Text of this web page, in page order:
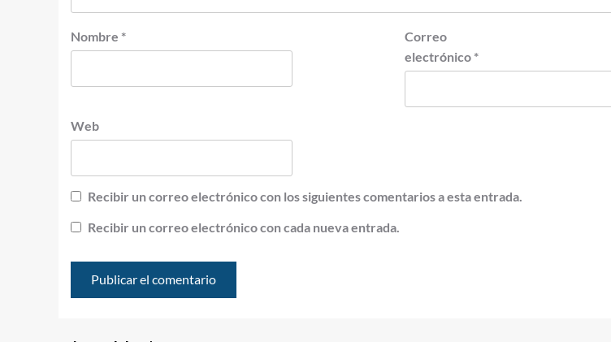
Nombre *
Correo
electrónico *
Web
Recibir un correo electrónico con los siguientes comentarios a esta entrada.
Recibir un correo electrónico con cada nueva entrada.